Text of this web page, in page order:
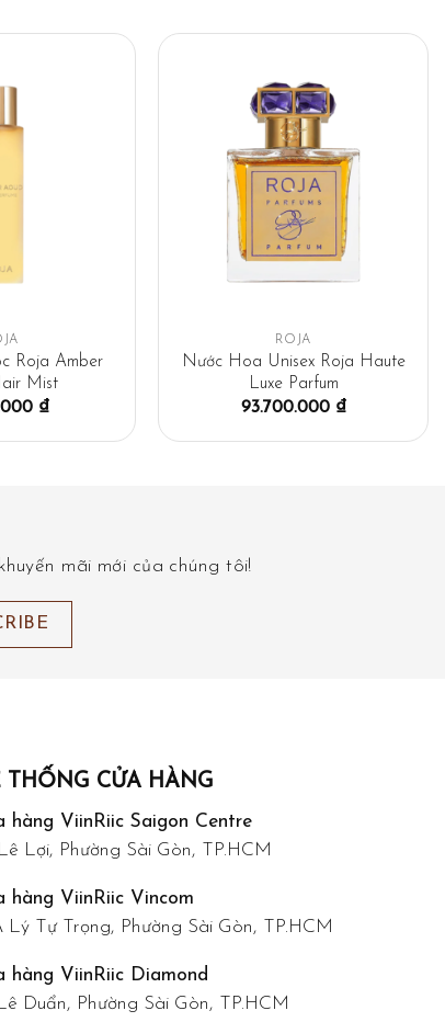
Roja Amber
Mist
₫
ROJA
Nước Hoa Unisex Roja Haute
Luxe Parfum
93.700.000 ₫
mãi mới của chúng tôi!
THỐNG CỬA HÀNG
hàng ViinRiic Saigon Centre
Lợi, Phường Sài Gòn, TP.HCM
hàng ViinRiic Vincom
Lý Tự Trọng, Phường Sài Gòn, TP.HCM
hàng ViinRiic Diamond
Duẩn, Phường Sài Gòn, TP.HCM